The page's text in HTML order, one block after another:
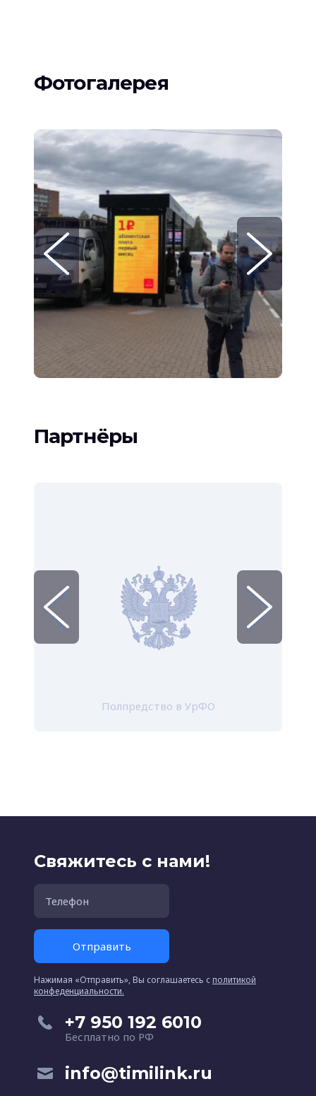
Фотогалерея
Партнёры
Полпредство в УрФО
Свяжитесь с нами!
Отправить
Нажимая «Отправить», Вы соглашаетесь c политикой
конфеденциальности.
+7 950 192 6010
Бесплатно по РФ
info@timilink.ru